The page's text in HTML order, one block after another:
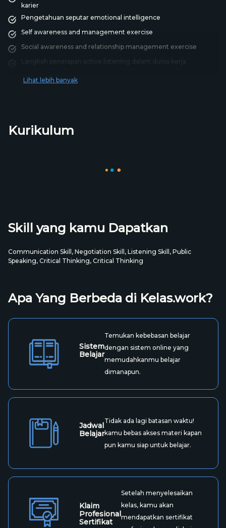
karier
Pengetahuan seputar emotional intelligence
Self awareness and management exercise
Social awareness and relationship management exercise
Langkah penerapan active listening dalam dunia kerja
Lihat lebih banyak
Kurikulum
Chapter 2 : Kenapa Komunikasi Berpengaruh
Chapter 3 : Emotional Intelligence
Lihat Semua Materi
Skill yang kamu Dapatkan
Speaking,
Apa Yang Berbeda di Kelas.work?
Temukan kebebasan belajar
dengan sistem online yang
memudahkanmu belajar
dimanapun.